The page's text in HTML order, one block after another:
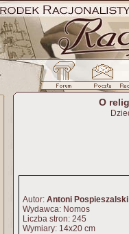
O
Autor: Antoni Pospieszalski
Wydawca: Nomos
Liczba stron: 245
Wymiary: 14x20 cm